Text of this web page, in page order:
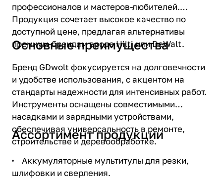
профессионалов и мастеров-любителей.
Продукция сочетает высокое качество по
доступной цене, предлагая альтернативы
премиум-брендам вроде Hilti или DeWalt.
Основные преимущества
Бренд GDwolt фокусируется на долговечности
и удобстве использования, с акцентом на
стандарты надежности для интенсивных работ.
Инструменты оснащены совместимыми
насадками и зарядными устройствами,
обеспечивая универсальность в ремонте,
строительстве и деревообработке.
Ассортимент продукции
Аккумуляторные мультитулы для резки,
шлифовки и сверления.